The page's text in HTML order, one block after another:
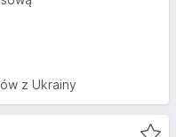
z Ukrainy